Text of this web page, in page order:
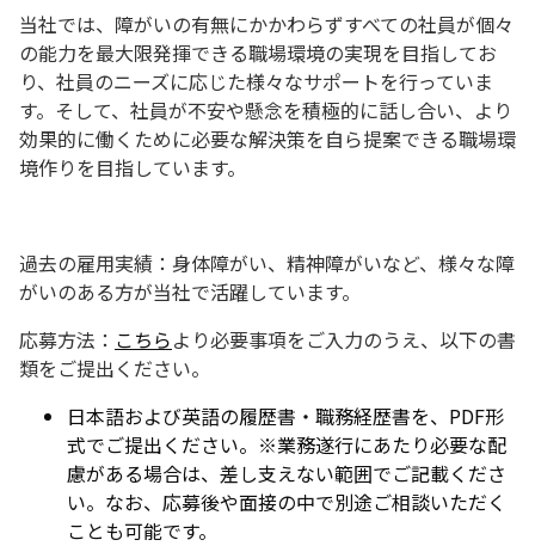
当社では、障がいの有無にかかわらずすべての社員が個々
の能力を最大限発揮できる職場環境の実現を目指してお
り、社員のニーズに応じた様々なサポートを行っていま
す。そして、社員が不安や懸念を積極的に話し合い、より
効果的に働くために必要な解決策を自ら提案できる職場環
境作りを目指しています。
過去の雇用実績：身体障がい、精神障がいなど、様々な障
がいのある方が当社で活躍しています。
応募方法： こちらより必要事項をご入力のうえ、以下の書
類をご提出ください。
日本語および英語の履歴書・職務経歴書を、PDF形
式でご提出ください。※業務遂行にあたり必要な配
慮がある場合は、差し支えない範囲でご記載くださ
い。なお、応募後や面接の中で別途ご相談いただく
ことも可能です。